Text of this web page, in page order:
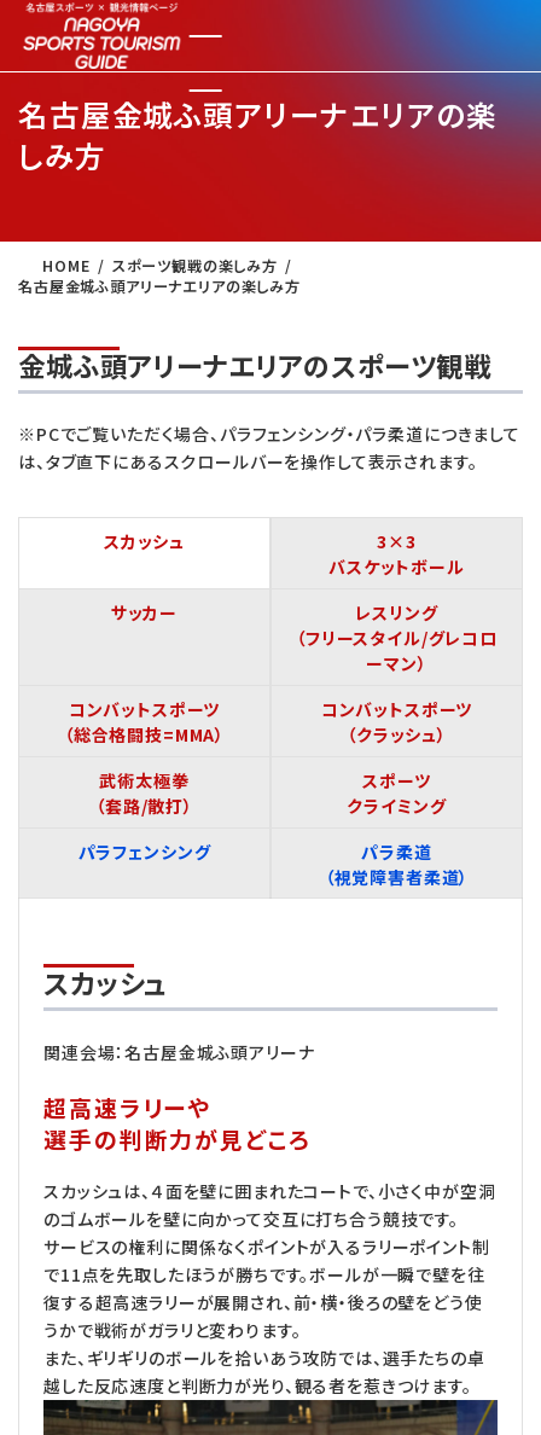
名古屋金城ふ頭アリーナエリアの楽
しみ方
HOME
スポーツ観戦の楽しみ方
名古屋金城ふ頭アリーナエリアの楽しみ方
金城ふ頭アリーナエリアのスポーツ観戦
※PCでご覧いただく場合、パラフェンシング・パラ柔道につきまして
は、タブ直下にあるスクロールバーを操作して表示されます。
スカッシュ
3×3
バスケットボール
サッカー
レスリング
（フリースタイル/グレコロ
ーマン）
コンバットスポーツ
（総合格闘技=MMA）
コンバットスポーツ
（クラッシュ）
武術太極拳
（套路/散打）
スポーツ
クライミング
パラフェンシング
パラ柔道
（視覚障害者柔道）
スカッシュ
関連会場：名古屋金城ふ頭アリーナ
超高速ラリーや
選手の判断力が見どころ
スカッシュは、４面を壁に囲まれたコートで、小さく中が空洞
のゴムボールを壁に向かって交互に打ち合う競技です。
サービスの権利に関係なくポイントが入るラリーポイント制
で11点を先取したほうが勝ちです。ボールが一瞬で壁を往
復する超高速ラリーが展開され、前・横・後ろの壁をどう使
うかで戦術がガラリと変わります。
また、ギリギリのボールを拾いあう攻防では、選手たちの卓
越した反応速度と判断力が光り、観る者を惹きつけます。